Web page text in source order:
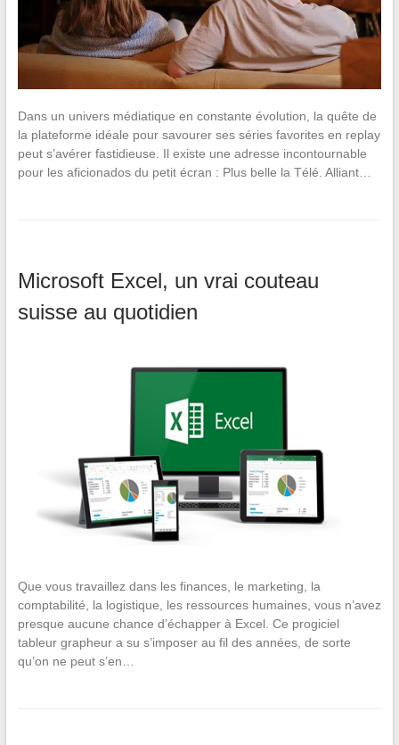
Dans un univers médiatique en constante évolution, la quête de
la plateforme idéale pour savourer ses séries favorites en replay
peut s’avérer fastidieuse. Il existe une adresse incontournable
pour les aficionados du petit écran : Plus belle la Télé. Alliant…
Microsoft Excel, un vrai couteau
suisse au quotidien
Que vous travaillez dans les finances, le marketing, la
comptabilité, la logistique, les ressources humaines, vous n’avez
presque aucune chance d’échapper à Excel. Ce progiciel
tableur grapheur a su s’imposer au fil des années, de sorte
qu’on ne peut s’en…